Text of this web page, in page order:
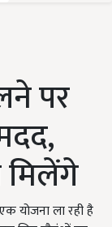
पर
मिलेंगे
योजना ला रही है